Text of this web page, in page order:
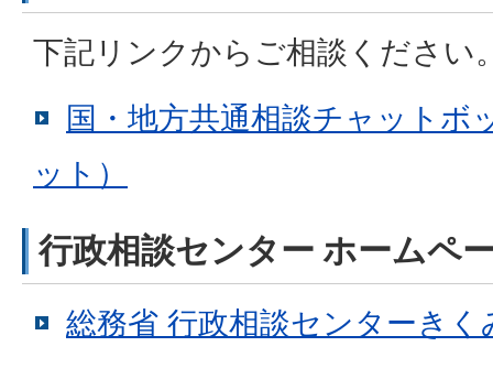
下記リンクからご相談ください
国・地方共通相談チャット
ット）
行政相談センター ホームペ
総務省 行政相談センターきく